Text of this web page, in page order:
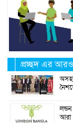
প্রচ্ছদ এর
আরা